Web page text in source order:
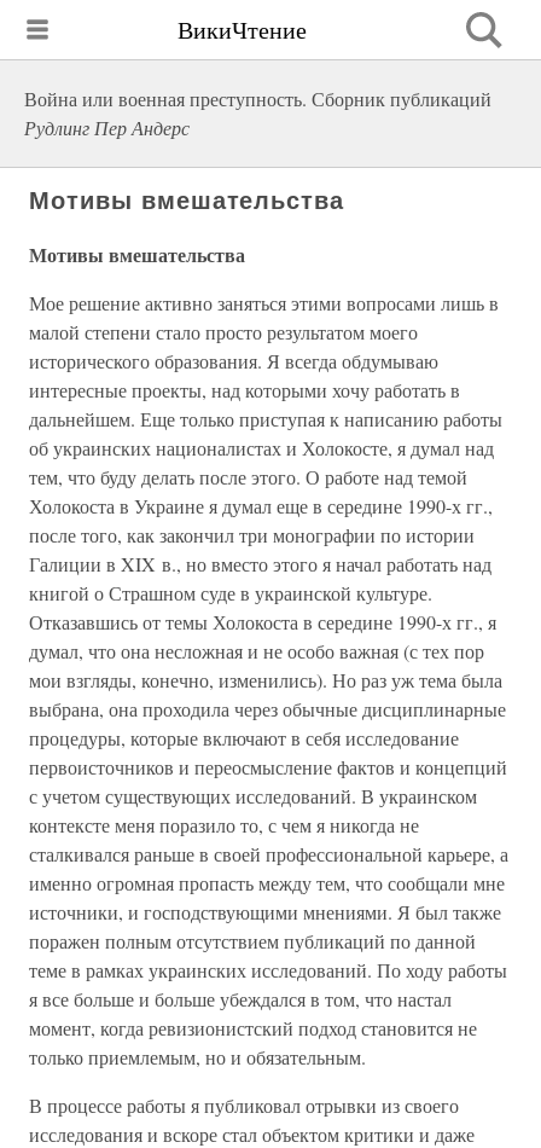
ВикиЧтение
Война или военная преступность. Сборник публикаций
Рудлинг Пер Андерс
Мотивы вмешательства
Мотивы вмешательства
Мое решение активно заняться этими вопросами лишь в
малой степени стало просто результатом моего
исторического образования. Я всегда обдумываю
интересные проекты, над которыми хочу работать в
дальнейшем. Еще только приступая к написанию работы
об украинских националистах и Холокосте, я думал над
тем, что буду делать после этого. О работе над темой
Холокоста в Украине я думал еще в середине 1990-х гг.,
после того, как закончил три монографии по истории
Галиции в XIX в., но вместо этого я начал работать над
книгой о Страшном суде в украинской культуре.
Отказавшись от темы Холокоста в середине 1990-х гг., я
думал, что она несложная и не особо важная (с тех пор
мои взгляды, конечно, изменились). Но раз уж тема была
выбрана, она проходила через обычные дисциплинарные
процедуры, которые включают в себя исследование
первоисточников и переосмысление фактов и концепций
с учетом существующих исследований. В украинском
контексте меня поразило то, с чем я никогда не
сталкивался раньше в своей профессиональной карьере, а
именно огромная пропасть между тем, что сообщали мне
источники, и господствующими мнениями. Я был также
поражен полным отсутствием публикаций по данной
теме в рамках украинских исследований. По ходу работы
я все больше и больше убеждался в том, что настал
момент, когда ревизионистский подход становится не
только приемлемым, но и обязательным.
В процессе работы я публиковал отрывки из своего
исследования и вскоре стал объектом критики и даже